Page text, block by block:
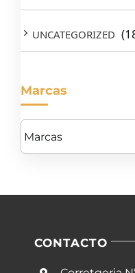
UNCATEGORIZED
Marcas
CONTACTO